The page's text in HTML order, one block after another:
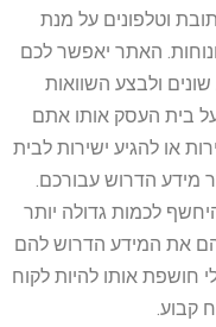
וטלפונים על מנת
האתר יאפשר לכם
ולבצע השוואות
בית העסק אותו אתם
או להגיע ישירות לבית
מידע הדרוש עבורכם.
לכמות גדולה יותר
את המידע הדרוש להם
חושפת אותו להיות לקוח
קבוע.